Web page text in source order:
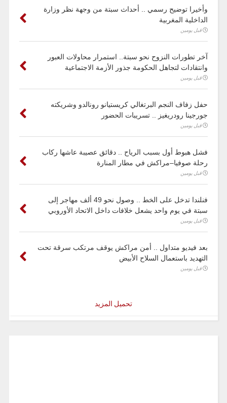
وأخيرا توضيح رسمي .. أحداث سبتة من وجهة نظر وزارة
الداخلية المغربية
قبل يومين
آخر تطورات النزوح نحو سبتة.. استمرار محاولات العبور
وانتقادات لتجاهل الحكومة جذور الأزمة الاجتماعية
قبل يومين
حفل زفاف النجم البرتغالي كريستيانو رونالدو وشريكته
جورجينا رودريغيز .. تسريبات الحضور
قبل يومين
فشل هبوط أول بسبب الرياح .. دقائق عصيبة عاشها ركاب
رحلة صوفيا–مراكش في مطار المنارة
قبل يومين
فنلندا تدخل على الخط .. وصول نحو 49 ألف مهاجر إلى
سبتة في يوم واحد يشعل خلافات داخل الاتحاد الأوروبي
قبل يومين
بعد فيديو متداول .. أمن مراكش يوقف مرتكب سرقة تحت
التهديد باستعمال السلاح الأبيض
قبل يومين
تحميل المزيد